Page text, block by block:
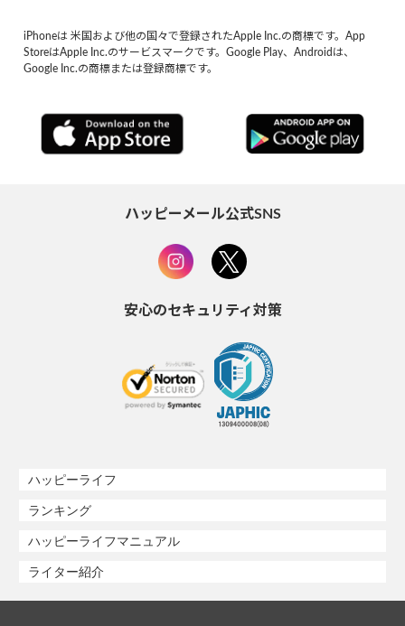
iPhoneは 米国および他の国々で登録されたApple Inc.の商標です。App
StoreはApple Inc.のサービスマークです。Google Play、Androidは、
Google Inc.の商標または登録商標です。
ハッピーメール公式SNS
安心のセキュリティ対策
ハッピーライフ
ランキング
ハッピーライフマニュアル
ライター紹介